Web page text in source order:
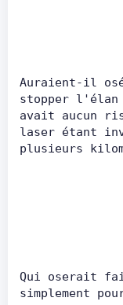
Auraient-il
stopper l'élan
avait aucun
laser étant
plusieurs
Qui oserait
simplement